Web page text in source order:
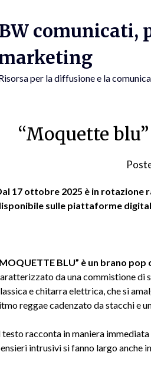
comunicati,
per la diffusione e la
“Moquette
17 ottobre 2025 è in rotazione
sulle piattaforme
BLU” è un brano
da una commistione di
e chitarra elettrica, che si
reggae cadenzato da stacchi e
testo racconta in maniera
intrusivi si fanno largo anche